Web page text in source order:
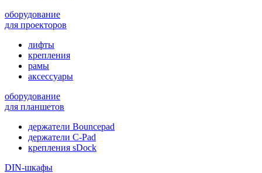
оборудование
для проекторов
лифты
крепления
рамы
аксессуары
оборудование
для планшетов
держатели Bouncepad
держатели C-Pad
крепления sDock
DIN-шкафы